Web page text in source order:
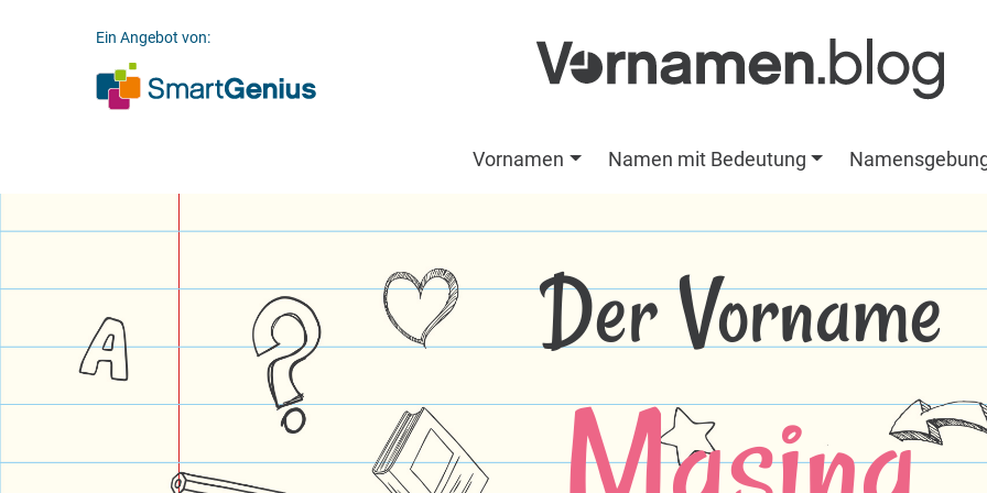
Ein Angebot von:
Vornamen Namen mit Bedeutung
Der Vorname